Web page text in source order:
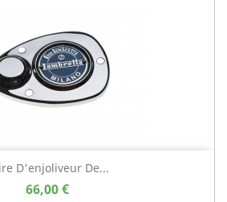
D'enjoliveur De...
66,00 €